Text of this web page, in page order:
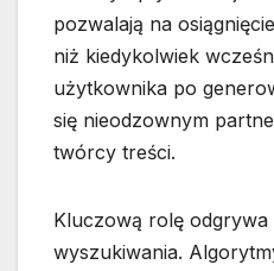
pozwalają na
niż kiedykolwiek
użytkownika po
się nieodzownym
twórcy treści.
Kluczową rolę odgrywa
wyszukiwania.